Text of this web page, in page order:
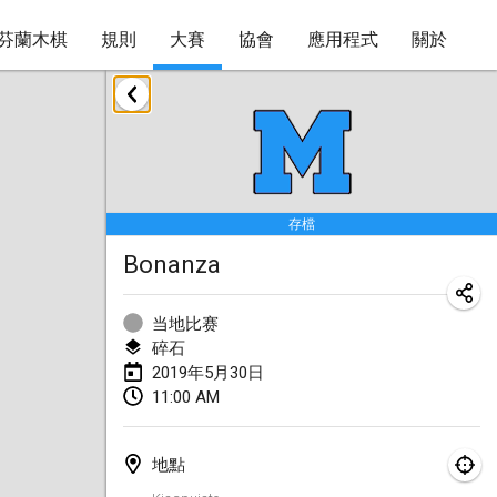
蘭木棋 規則 大賽 協會 應用程式 關於
存檔
Bonanza
当地比赛
碎石
2019年5月30日
11:00 AM
地點
2019年1月
New Year's Throw Mölkky
2019年1月1日 |捷克共和國
Tournoi Mixte ASPTTOM
2019年1月20日
Tournoi d'Hiver
2019年1月26日
Liekki Cup